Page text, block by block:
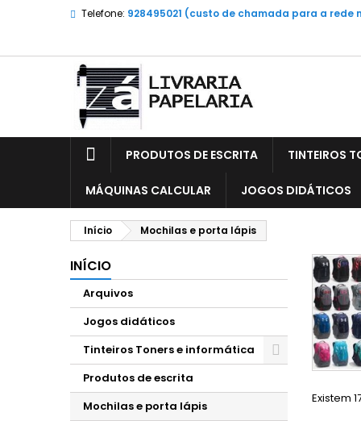
Telefone: 928495021 (custo de chamada para a rede
PRODUTOS DE ESCRITA TINTEIROS
MÁQUINAS CALCULAR JOGOS DIDÁTICOS
Início Mochilas e porta lápis
INÍCIO
Arquivos
Jogos didáticos
Tinteiros Toners e informática
Produtos de escrita
Mochilas e porta lápis
Existem